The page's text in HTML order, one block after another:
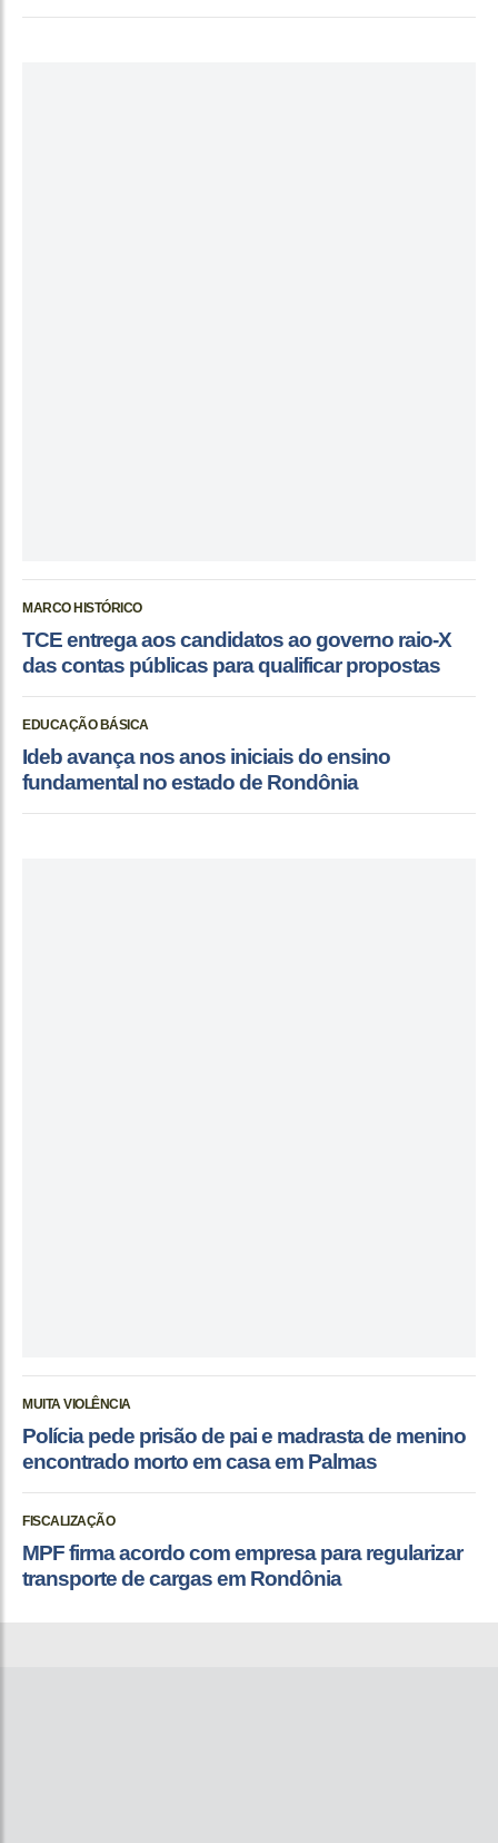
MARCO HISTÓRICO
TCE entrega aos candidatos ao governo raio-X
das contas públicas para qualificar propostas
EDUCAÇÃO BÁSICA
Ideb avança nos anos iniciais do ensino
fundamental no estado de Rondônia
MUITA VIOLÊNCIA
Polícia pede prisão de pai e madrasta de menino
encontrado morto em casa em Palmas
FISCALIZAÇÃO
MPF firma acordo com empresa para regularizar
transporte de cargas em Rondônia